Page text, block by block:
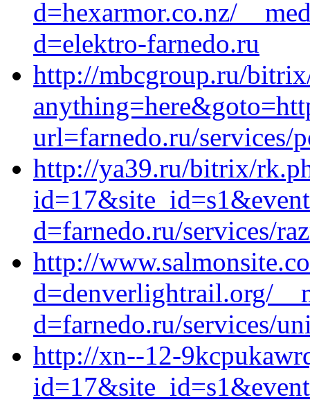
d=hexarmor.co.nz/
d=elektro-farnedo.ru
http://mbcgroup.ru/
url=farnedo.ru/services/
http://ya39.ru/bitrix/
d=farnedo.ru/services/
http://
d=denverlightrail.org/
d=farnedo.ru/services/
http://xn--12-